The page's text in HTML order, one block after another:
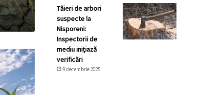
Tăieri de arbori
suspecte la
Nisporeni:
Inspectorii de
mediu inițiază
verificări
9 decembrie 2025